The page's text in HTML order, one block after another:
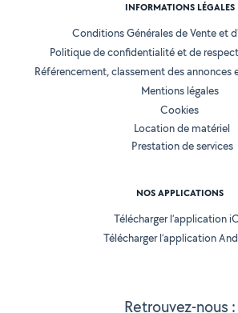
Retrouvez-nous :
INFORMATIONS LÉGALES
Conditions Générales de Vente et
Politique de confidentialité et de
Référencement, classement des annonces
Mentions légales
Cookies
Location de matériel
Prestation de services
NOS APPLICATIONS
Télécharger l’application
Télécharger l’application